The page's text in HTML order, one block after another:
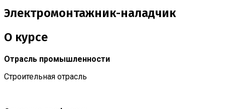
Электромонтажник-наладчик
О курсе
Отрасль промышленности
Строительная отрасль